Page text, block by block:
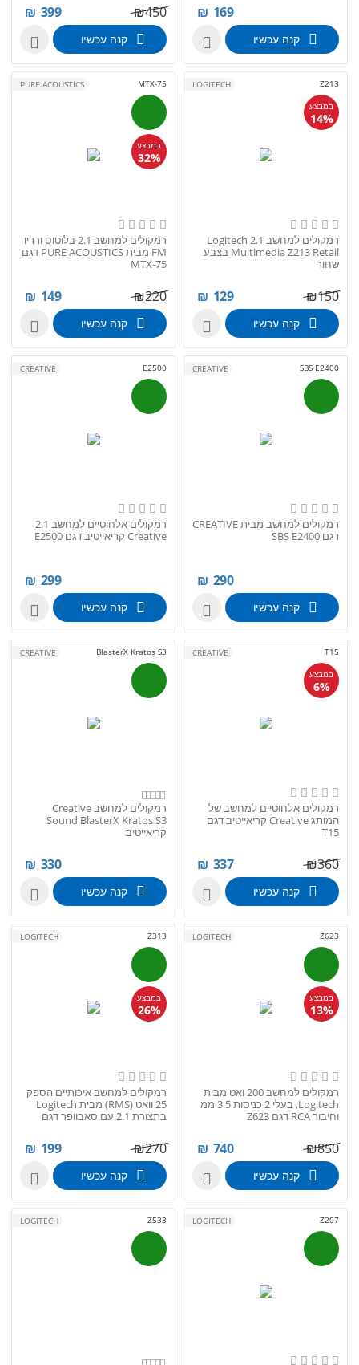
169
₪
קנה עכשיו 
450
₪
399
₪
קנה עכשיו 
Z213
במבצע
14%
LOGITECH
רמקולים למחשב Logitech 2.1
Multimedia Z213 Retail בצבע
שחור
150
₪
129
₪
קנה עכשיו 
MTX-75
במבצע
32%
PURE ACOUSTICS
רמקולים למחשב 2.1 בלוטוס ורדיו
FM מבית PURE ACOUSTICS דגם
MTX-75
220
₪
149
₪
קנה עכשיו 
SBS E2400
CREATIVE
רמקולים למחשב מבית CREATIVE
דגם SBS E2400
290
₪
קנה עכשיו 
E2500
CREATIVE
רמקולים אלחוטיים למחשב 2.1
Creative קריאייטיב דגם E2500
299
₪
קנה עכשיו 
T15
במבצע
6%
CREATIVE
רמקולים אלחוטיים למחשב של
המותג Creative קריאייטיב דגם
T15
360
₪
337
₪
קנה עכשיו 
BlasterX Kratos S3
CREATIVE
רמקולים למחשב Creative
Sound BlasterX Kratos S3
קריאייטיב
330
₪
קנה עכשיו 
Z623
במבצע
13%
LOGITECH
רמקולים למחשב 200 ואט מבית
Logitech, בעלי 2 כניסות 3.5 ממ
וחיבור RCA דגם Z623
850
₪
740
₪
קנה עכשיו 
Z313
במבצע
26%
LOGITECH
רמקולים למחשב איכותיים הספק
25 וואט (RMS) מבית Logitech
בתצורת 2.1 עם סאבוופר דגם
270
₪
199
₪
קנה עכשיו 
Z207
LOGITECH
Z533
LOGITECH